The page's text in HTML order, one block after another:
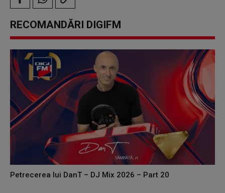
RECOMANDĂRI DIGIFM
Petrecerea lui DanT – DJ Mix 2026 – Part 20